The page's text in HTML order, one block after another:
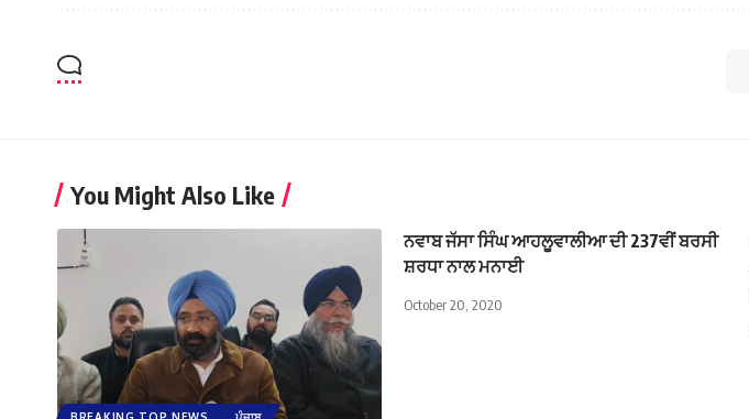
You Might Also Like
ਨਵਾਬ ਜੱਸਾ ਸਿੰਘ ਆਹਲੂਵਾਲੀਆ ਦੀ 237ਵੀਂ ਬਰਸੀ
ਸ਼ਰਧਾ ਨਾਲ ਮਨਾਈ
October 20, 2020